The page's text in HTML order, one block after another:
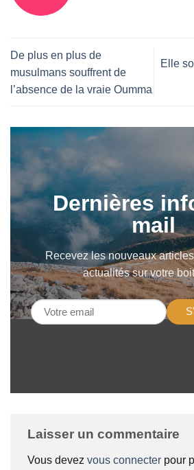
De plus en plus de
musulmans souffrent de
l’absence de la vraie Oumma
Elle
Dernières
mail
Recevez les nouveaux
actualités sur votre
Laisser un commentaire
Vous devez vous connecter pour